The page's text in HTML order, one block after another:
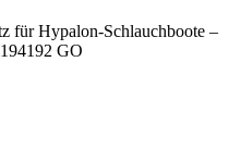
für Hypalon-Schlauchboote –
GO